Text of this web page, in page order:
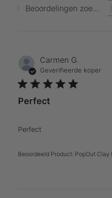
Carmen G.
Geverifieerde koper
Perfect
Perfect
Beoordeeld Product: PopOut Clay